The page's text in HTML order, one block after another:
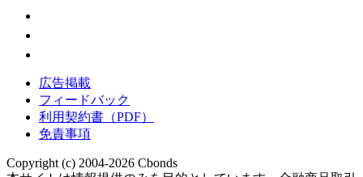
広告掲載
フィードバック
利用契約書（PDF）
免責事項
Copyright (c) 2004-2026 Cbonds